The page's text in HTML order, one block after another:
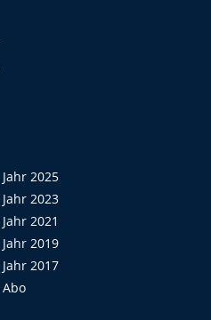
Jahr 2025
Jahr 2023
Jahr 2021
Jahr 2019
Jahr 2017
Abo